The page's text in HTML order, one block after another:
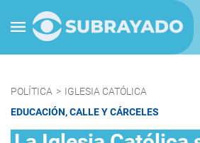
POLÍTICA > IGLESIA CATÓLICA
EDUCACIÓN, CALLE Y CÁRCELES